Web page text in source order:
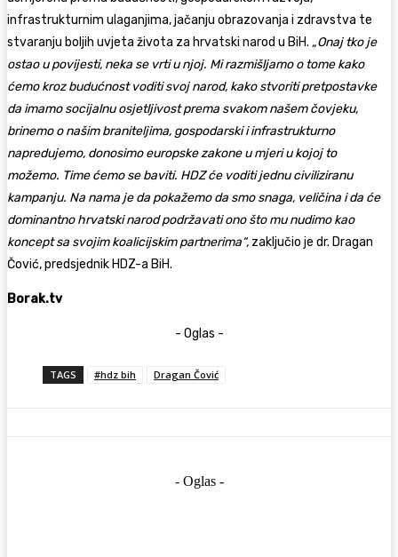
infrastrukturnim ulaganjima, jačanju obrazovanja i zdravstva te
stvaranju boljih uvjeta života za hrvatski narod u BiH. „Onaj tko je
ostao u povijesti, neka se vrti u njoj. Mi razmišljamo o tome kako
ćemo kroz budućnost voditi svoj narod, kako stvoriti pretpostavke
da imamo socijalnu osjetljivost prema svakom našem čovjeku,
brinemo o našim braniteljima, gospodarski i infrastrukturno
napredujemo, donosimo europske zakone u mjeri u kojoj to
možemo. Time ćemo se baviti. HDZ će voditi jednu civiliziranu
kampanju. Na nama je da pokažemo da smo snaga, veličina i da će
dominantno hrvatski narod podržavati ono što mu nudimo kao
koncept sa svojim koalicijskim partnerima“, zaključio je dr. Dragan
Čović, predsjednik HDZ-a BiH.
Borak.tv
- Oglas -
TAGS #hdz bih Dragan Čović
- Oglas -